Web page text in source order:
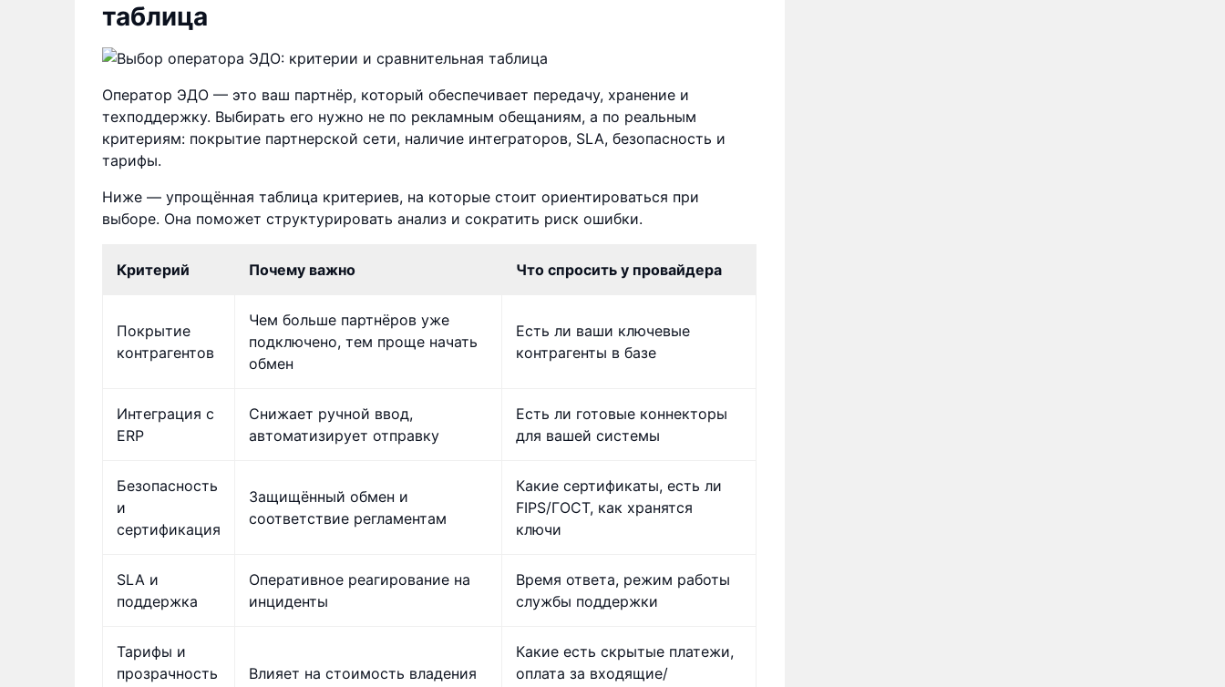
таблица
Оператор ЭДО — это ваш партнёр, который обеспечивает передачу, хранение и
техподдержку. Выбирать его нужно не по рекламным обещаниям, а по реальным
критериям: покрытие партнерской сети, наличие интеграторов, SLA, безопасность и
тарифы.
Ниже — упрощённая таблица критериев, на которые стоит ориентироваться при
выборе. Она поможет структурировать анализ и сократить риск ошибки.
Критерий Почему важно Что спросить у провайдера
Покрытие
контрагентов
Чем больше партнёров уже
подключено, тем проще начать
обмен
Есть ли ваши ключевые
контрагенты в базе
Интеграция с
ERP
Снижает ручной ввод,
автоматизирует отправку
Есть ли готовые коннекторы
для вашей системы
Безопасность
и
сертификация
Защищённый обмен и
соответствие регламентам
Какие сертификаты, есть ли
FIPS/ГОСТ, как хранятся
ключи
SLA и
поддержка
Оперативное реагирование на
инциденты
Время ответа, режим работы
службы поддержки
Тарифы и
прозрачность
Влияет на стоимость владения
Какие есть скрытые платежи,
оплата за входящие/